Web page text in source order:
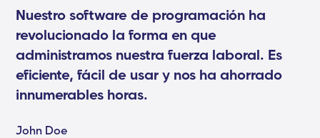
Nuestro software de programación ha
revolucionado la forma en que
administramos nuestra fuerza laboral. Es
eficiente, fácil de usar y nos ha ahorrado
innumerables horas.
John Doe